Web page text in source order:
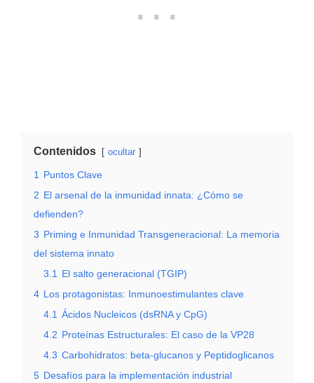
Contenidos ocultar
1
Puntos Clave
2 El arsenal de la inmunidad innata: ¿Cómo se
defienden?
3 Priming e Inmunidad Transgeneracional: La memoria
del sistema innato
3.1
El salto generacional (TGIP)
4 Los protagonistas: Inmunoestimulantes clave
4.1 Ácidos Nucleicos (dsRNA y CpG)
4.2 Proteínas Estructurales: El caso de la VP28
4.3 Carbohidratos: beta-glucanos y Peptidoglicanos
5 Desafíos para la implementación industrial